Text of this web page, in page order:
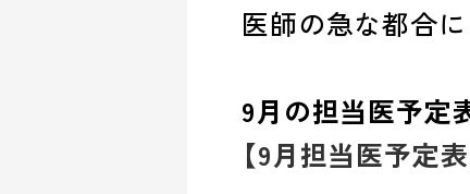
医師の急な都合
9月の担当医予定
【9月担当医予定表